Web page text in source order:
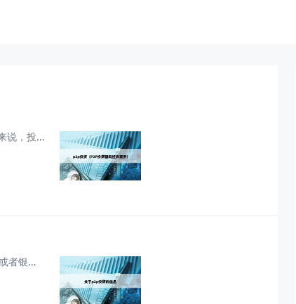
p2p投资是什么意思 1、P2P投资理财是一种个人对个人的信贷关系，简单来说，投资者通过P2P平台直接与有资金需求的借款人交易，平台则扮演中介的角色，将资金从出借人转移到借款人手中。这种模式是民间借贷从线下发展到线上的一种衍生形式，也是当前...
P2P网贷投资新手该注意哪些问题 1、资质，也就是看有没有大的金融财团或者银行注资这家平台。营收，多看看他们的年报，确定他们这个平台的确是在收益的。三，你可以在网站上搜索看这个平台的负面新闻多不多。2、其次，投资P2P理财平台一定要熟知相关...